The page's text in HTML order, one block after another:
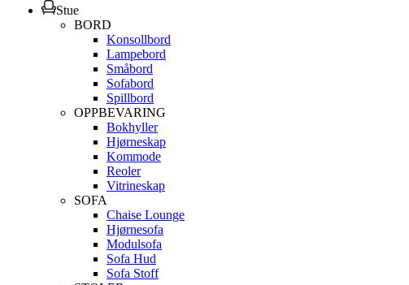
Stue
BORD
Konsollbord
Lampebord
Småbord
Sofabord
Spillbord
OPPBEVARING
Bokhyller
Hjørneskap
Kommode
Reoler
Vitrineskap
SOFA
Chaise Lounge
Hjørnesofa
Modulsofa
Sofa Hud
Sofa Stoff